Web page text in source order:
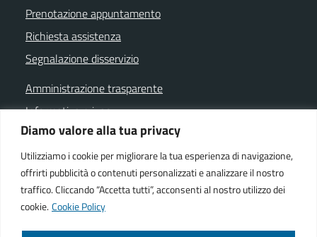
Diamo valore alla tua privacy
Utilizziamo i cookie per migliorare la tua esperienza di navigazione,
offrirti pubblicità o contenuti personalizzati e analizzare il nostro
traffico. Cliccando “Accetta tutti”, acconsenti al nostro utilizzo dei
cookie. Cookie Policy
Prenotazione appuntamento
Richiesta assistenza
Segnalazione disservizio
Amministrazione trasparente
Informativa privacy
Note legali
Dichiarazione di accessibilità
Cookie policy